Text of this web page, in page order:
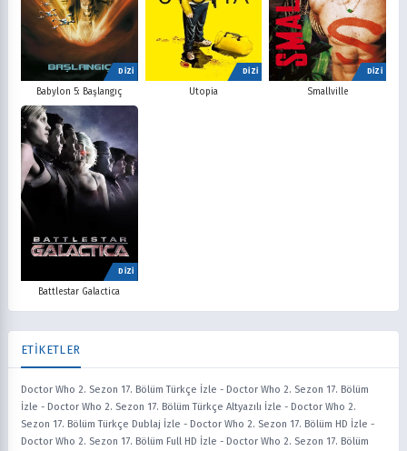
DİZİ
Babylon 5: Başlangıç
DİZİ
Utopia
DİZİ
Smallville
DİZİ
Battlestar Galactica
ETİKETLER
Doctor Who 2. Sezon 17. Bölüm Türkçe İzle - Doctor Who 2. Sezon 17. Bölüm
İzle - Doctor Who 2. Sezon 17. Bölüm Türkçe Altyazılı İzle - Doctor Who 2.
Sezon 17. Bölüm Türkçe Dublaj İzle - Doctor Who 2. Sezon 17. Bölüm HD İzle -
Doctor Who 2. Sezon 17. Bölüm Full HD İzle - Doctor Who 2. Sezon 17. Bölüm